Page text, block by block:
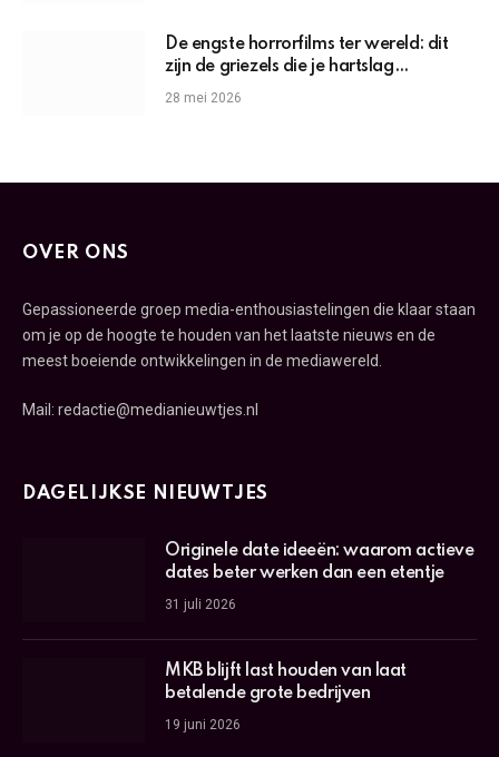
De engste horrorfilms ter wereld: dit
zijn de griezels die je hartslag
omhoogjagen
28 mei 2026
OVER ONS
Gepassioneerde groep media-enthousiastelingen die klaar staan
om je op de hoogte te houden van het laatste nieuws en de
meest boeiende ontwikkelingen in de mediawereld.
Mail: redactie@medianieuwtjes.nl
DAGELIJKSE NIEUWTJES
Originele date ideeën: waarom actieve
dates beter werken dan een etentje
31 juli 2026
MKB blijft last houden van laat
betalende grote bedrijven
19 juni 2026